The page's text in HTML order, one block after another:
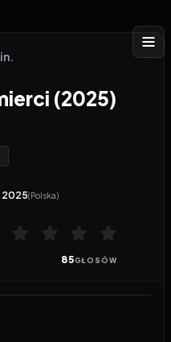
(2025)
(Polska)
85GŁOSÓW